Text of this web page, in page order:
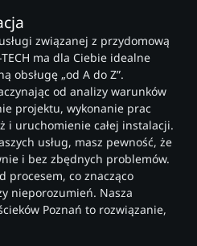
związanej z przydomową
ma dla Ciebie idealne
obsługę „od A do Z”.
od analizy warunków
projektu, wykonanie prac
i uruchomienie całej instalacji.
usług, masz pewność, że
i bez zbędnych problemów.
procesem, co znacząco
nieporozumień. Nasza
Poznań to rozwiązanie,